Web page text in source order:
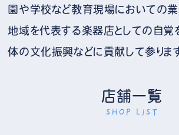
園や学校など教育現場においての業
地域を代表する楽器店としての自覚
体の文化振興などに貢献して参りま
店舗一覧
SHOP LIST